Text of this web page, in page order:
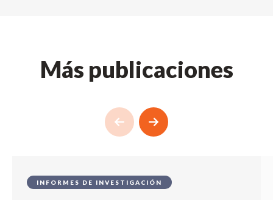
Más publicaciones
INFORMES DE INVESTIGACIÓN